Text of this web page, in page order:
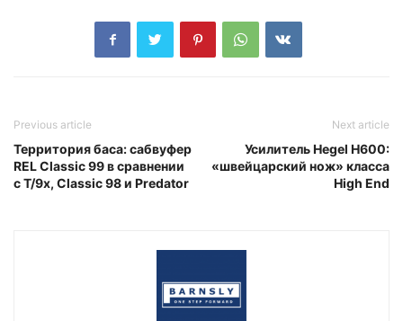
Previous article
Территория баса: сабвуфер
REL Classic 99 в сравнении
с T/9x, Classic 98 и Predator
Next article
Усилитель Hegel H600:
«швейцарский нож» класса
High End